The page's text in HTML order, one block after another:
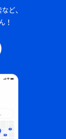
ど、
！